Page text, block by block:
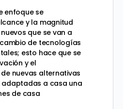
enfoque se
y la magnitud
que se van a
de tecnologías
esto hace que se
y el
nuevas alternativas
adaptadas a casa una
de casa